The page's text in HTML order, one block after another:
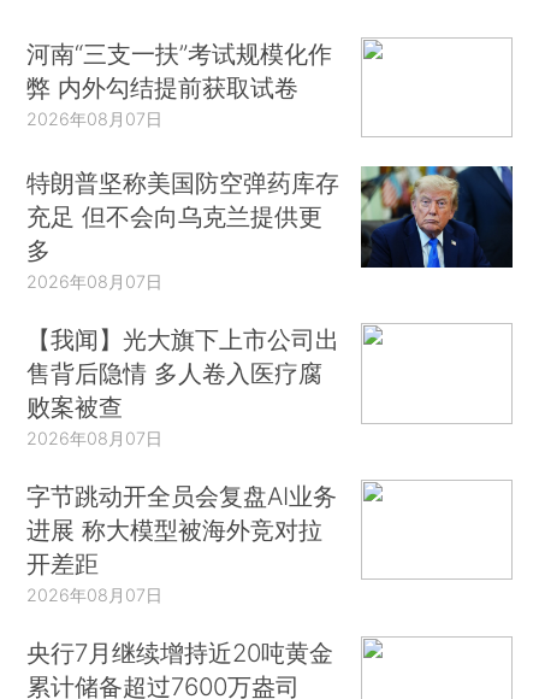
河南“三支一扶”考试规模化作
弊 内外勾结提前获取试卷
2026年08月07日
特朗普坚称美国防空弹药库存
充足 但不会向乌克兰提供更
多
2026年08月07日
【我闻】光大旗下上市公司出
售背后隐情 多人卷入医疗腐
败案被查
2026年08月07日
字节跳动开全员会复盘AI业务
进展 称大模型被海外竞对拉
开差距
2026年08月07日
央行7月继续增持近20吨黄金
累计储备超过7600万盎司